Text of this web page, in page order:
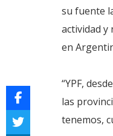
su fuente
actividad y
en
“YPF,
las
tenemos,